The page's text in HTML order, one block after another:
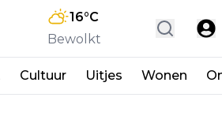
16°C
Bewolkt
Cultuur Uitjes Wonen